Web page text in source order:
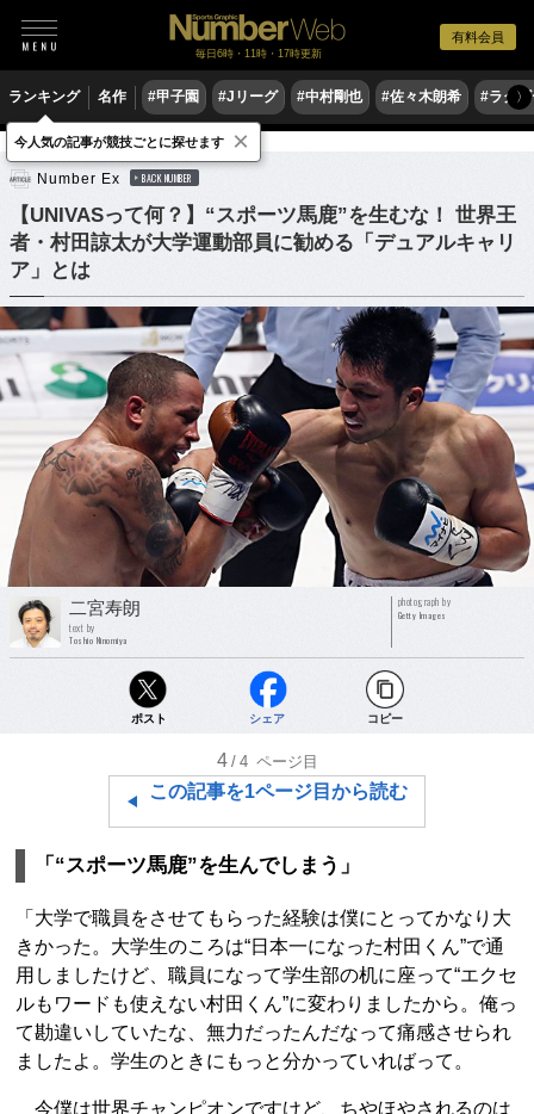
有料会員
毎日6時・11時・17時更新
ランキング 名作 #甲子園 #Jリーグ #中村剛也 #佐々木朗希 #ラグ〉
格闘技 ボクシング
Number Ex BACK NUMBER
【UNIVASって何？】“スポーツ馬鹿”を生むな！ 世界王
者・村田諒太が大学運動部員に勧める「デュアルキャリ
ア」とは
二宮寿朗
text by
Toshio Ninomiya
photograph by
Getty Images
ポスト シェア コピー
4 /4 ページ目
この記事を1ページ目から読む
「“スポーツ馬鹿”を生んでしまう」
「大学で職員をさせてもらった経験は僕にとってかなり大
きかった。大学生のころは“日本一になった村田くん”で通
用しましたけど、職員になって学生部の机に座って“エクセ
ルもワードも使えない村田くん”に変わりましたから。俺っ
て勘違いしていたな、無力だったんだなって痛感させられ
ましたよ。学生のときにもっと分かっていればって。
今僕は世界チャンピオンですけど、ちやほやされるのは
今人気の記事が競技ごとに探せます ×